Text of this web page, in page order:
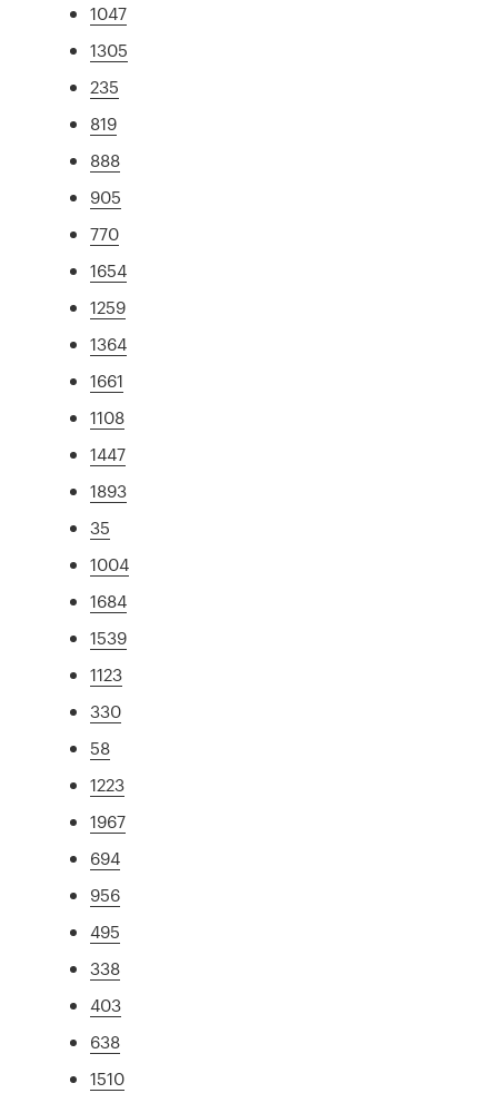
1047
1305
235
819
888
905
770
1654
1259
1364
1661
1108
1447
1893
35
1004
1684
1539
1123
330
58
1223
1967
694
956
495
338
403
638
1510